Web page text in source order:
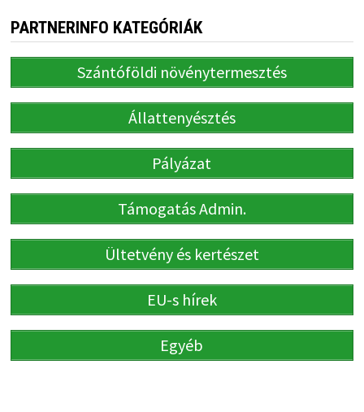
PARTNERINFO KATEGÓRIÁK
Szántóföldi növénytermesztés
Állattenyésztés
Pályázat
Támogatás Admin.
Ültetvény és kertészet
EU-s hírek
Egyéb